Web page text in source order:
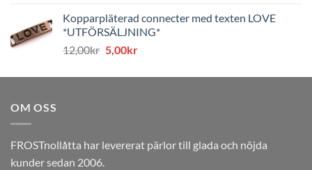
priset
var:
12,00kr.
priset
är:
5,00kr.
Kopparpläterad connecter med texten LOVE
*UTFÖRSÄLJNING*
12,00kr Det
priset
5,00krDet
priset
OM OSS
FROSTnollåtta har levererat pärlor till glada och nöjda
kunder sedan 2006.